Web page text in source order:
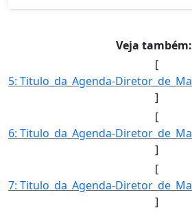
Veja também:
[
]
[
]
[
]